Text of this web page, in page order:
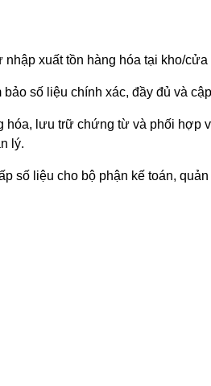
xuất tồn hàng hóa tại kho/
số liệu chính xác, đầy đủ và
lý.
số liệu cho bộ phận kế toán,